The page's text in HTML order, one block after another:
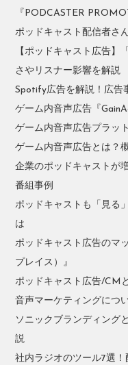
『PODCASTER
ポッドキャスト配信者さ
【ポッドキャスト広告】
さやリスナー影響を解説
Spotify広告を解説！広告
ゲーム内音声広告『
ゲーム内音声広告プラッ
ゲーム内音声広告とは？
企業のポッドキャストが
番組事例
ポッドキャストも「見る
は
ポッドキャスト広告のマ
プレイス）』
ポッドキャスト広告/CM
音声マーケティングにつ
ソニックブランディング
説
社内ラジオのツール7選